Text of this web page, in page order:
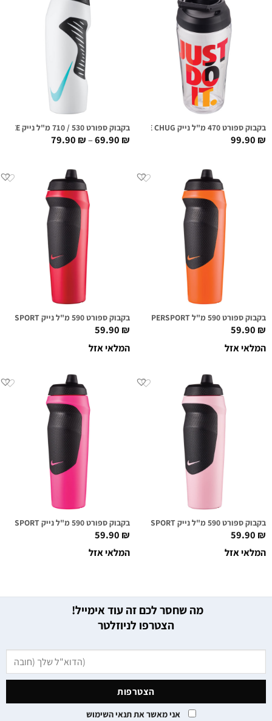
בקבוק ספורט 470 מ"ל נייק NIKE TR HYPERCHARGE CHUG שקוף גרפי
99.90₪
בקבוק ספורט 530 / 710 מ"ל נייק HYPERFUEL SQUEEZE לבן/טורקיז
69.90₪
–
79.90₪
בקבוק ספורט 590 מ"ל NIKE HYPERSPORT כתום מנגו
59.90₪
המלאי אזל
בקבוק ספורט 590 מ"ל נייק NIKE HYPERSPORT אדום
59.90₪
המלאי אזל
בקבוק ספורט 590 מ"ל נייק NIKE HYPERSPORT ורוד בהיר
59.90₪
המלאי אזל
בקבוק ספורט 590 מ"ל נייק NIKE HYPERSPORT ורוד חם
59.90₪
המלאי אזל
מה שחסר לכם זה עוד אימייל!
הצטרפו לניוזלטר
אני מאשר את תנאי השימוש